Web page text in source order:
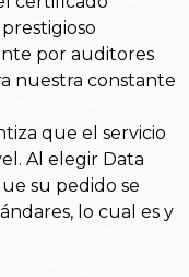
por auditores
nuestra constante
que el servicio
Al elegir Data
su pedido se
lo cual es y